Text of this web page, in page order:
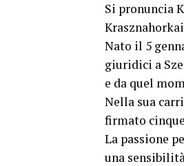
Si pronuncia
Nato il 5
giuridici a
e da quel
Nella sua
firmato
La passione
una